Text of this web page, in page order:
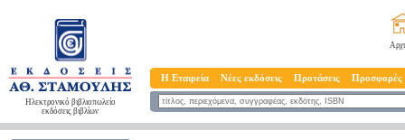
Ηλεκτρονικό βιβλιοπωλείο
εκδόσεις βιβλίων
Η Εταιρεία Νέες εκδόσεις Προτάσεις Προσφορές